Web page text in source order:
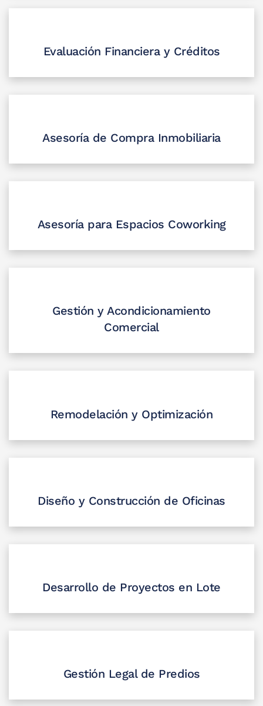
Evaluación Financiera y Créditos
Asesoría de Compra Inmobiliaria
Asesoría para Espacios Coworking
Gestión y Acondicionamiento
Comercial
Remodelación y Optimización
Diseño y Construcción de Oficinas
Desarrollo de Proyectos en Lote
Gestión Legal de Predios